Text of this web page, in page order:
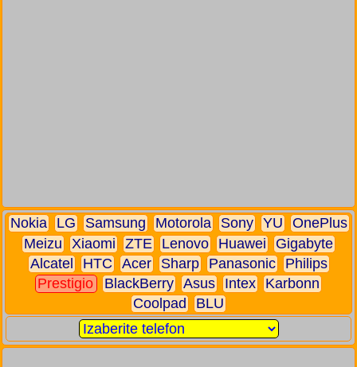
Nokia LG Samsung Motorola Sony YU
OnePlus
Meizu
Xiaomi ZTE Lenovo Huawei
Gigabyte
Alcatel
HTC Acer Sharp Panasonic
Philips
Prestigio
BlackBerry Asus Intex
Karbonn
Coolpad
BLU